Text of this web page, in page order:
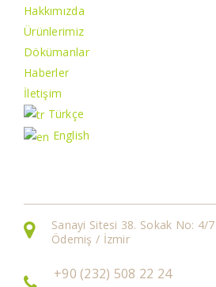
Hakkımızda
Ürünlerimiz
Dökümanlar
Haberler
İletişim
Türkçe
English
Sanayi Sitesi 38. Sokak No: 4/
Ödemiş / İzmir
+90 (232) 508 22 24